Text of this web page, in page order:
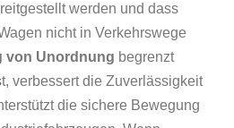
werden und dass
nicht in Verkehrswege
von Unordnung begrenzt
verbessert die Zuverlässigkeit
die sichere Bewegung